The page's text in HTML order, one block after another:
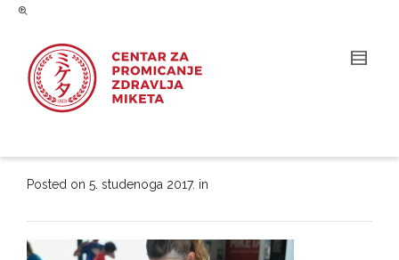
Posted on 5. studenoga 2017. in